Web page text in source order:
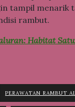
tampil menarik
rambut.
Habitat
PERAWATAN RAMBUT